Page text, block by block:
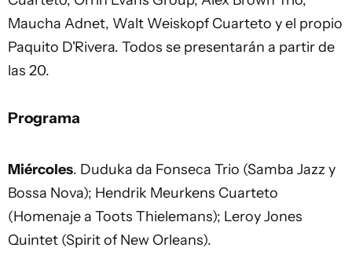
Maucha Adnet, Walt Weiskopf Cuarteto y el propio
Paquito D'Rivera. Todos se presentarán a partir de
las 20.
Programa
Miércoles. Duduka da Fonseca Trio (Samba Jazz y
Bossa Nova); Hendrik Meurkens Cuarteto
(Homenaje a Toots Thielemans); Leroy Jones
Quintet (Spirit of New Orleans).